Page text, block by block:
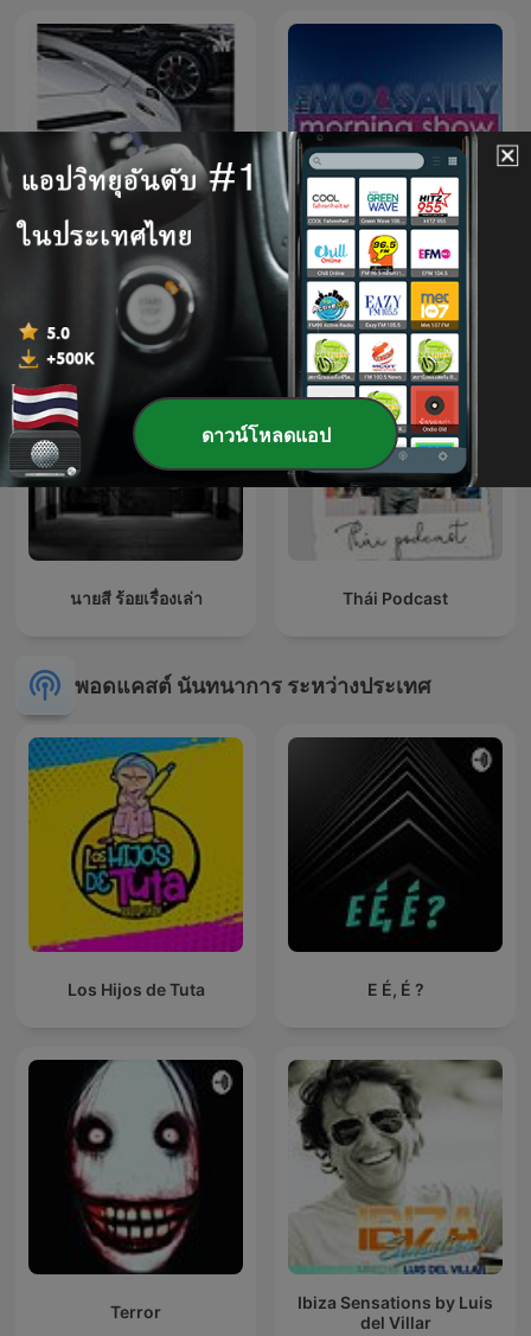
Cars & Talk ep. 00
The Mo and Sally Morning
Show
นายสี ร้อยเรื่องเล่า Thái Podcast
พอดแคสต์ นันทนาการ ระหว่างประเทศ
Los Hijos de Tuta E É, É ?
Terror
Ibiza Sensations by Luis
del Villar
ดาวน์โหลดแอป